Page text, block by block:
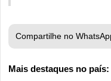
Compartilhe no
Mais destaques no país: